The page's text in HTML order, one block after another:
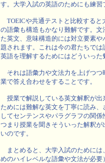
す。大学入試の英語のためにも練
TOEICや共通テストと比較すると
の語彙も構造もかなり難解です。
た英文、意味構造的には対立要素
題されます。これは今の君たちで
英語を理解するためにはどういっ
それは語彙力や文法力を上げつつ
業で答え合わせをすることです。
授業で解説している英文解釈が出
ためには難解な英文を丁寧に読み
してセンテンスやパラグラフの関
つまり授業を聞きそういった解釈
いのです。
まとめると、大学入試のために
めのハイレベルな語彙や文法が必